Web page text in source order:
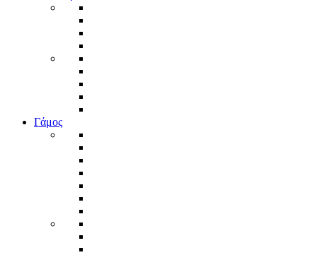
Γάμος